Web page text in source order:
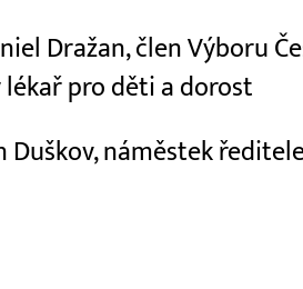
Dražan, člen Výboru
pro děti a dorost
Duškov, náměstek